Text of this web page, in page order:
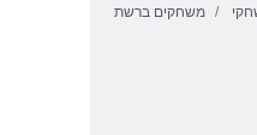
משחקים ברשת